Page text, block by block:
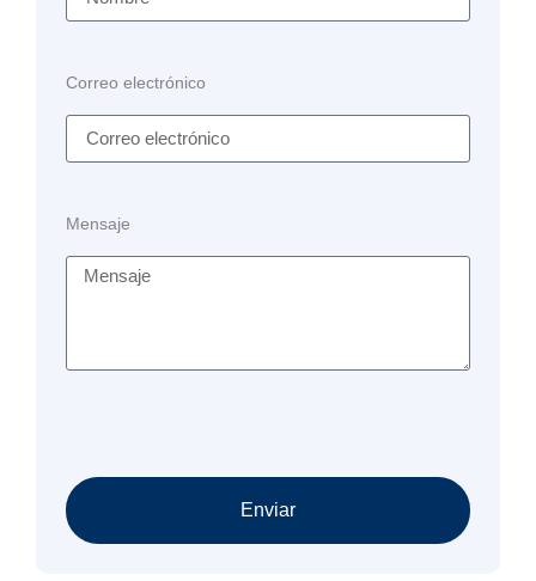
Correo electrónico
Mensaje
Enviar